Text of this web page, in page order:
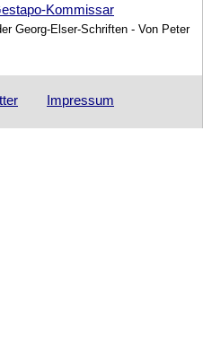
Kommissar
Georg-Elser-Schriften - Von Peter
Impressum